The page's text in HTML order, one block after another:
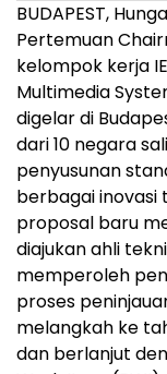
BUDAPEST,
Pertemuan
kelompok kerja
Multimedia
digelar di
dari 10 negara
penyusunan
berbagai inovasi
proposal baru
diajukan ahli
memperoleh
proses
melangkah ke
dan berlanjut